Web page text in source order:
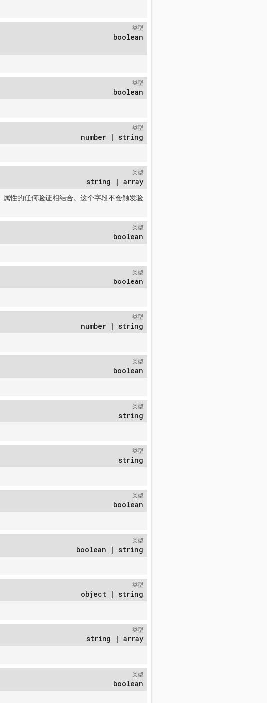
类型
boolean
类型
boolean
类型
number | string
类型
string | array
属性的任何验证相结合。这个字段不会触发验
类型
boolean
类型
boolean
类型
number | string
类型
boolean
类型
string
类型
string
类型
boolean
类型
boolean | string
类型
object | string
类型
string | array
类型
boolean